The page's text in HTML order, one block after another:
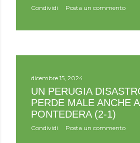
Condividi Posta un commento
dicembre 15, 2024
UN PERUGIA
PERDE MALE ANCHE A
PONTEDERA (2-1)
Condividi Posta un commento